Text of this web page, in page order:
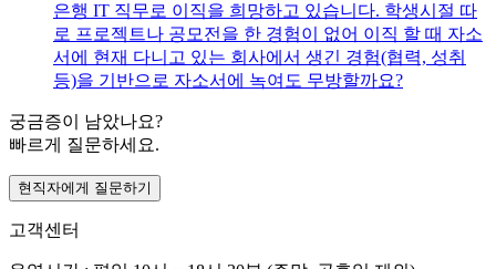
은행 IT 직무로 이직을 희망하고 있습니다. 학생시절 따
로 프로젝트나 공모전을 한 경험이 없어 이직 할 때 자소
서에 현재 다니고 있는 회사에서 생긴 경험(협력, 성취
등)을 기반으로 자소서에 녹여도 무방할까요?
궁금증이 남았나요?
빠르게 질문하세요.
현직자에게 질문하기
고객센터